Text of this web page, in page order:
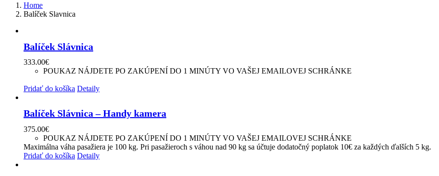
Home
Balíček Slavnica
Balíček Slávnica
333.00€
POUKAZ NÁJDETE PO ZAKÚPENÍ DO 1 MINÚTY VO VAŠEJ EMAILOVEJ SCHRÁNKE
Pridať do košíka Detaily
Balíček Slávnica – Handy kamera
375.00€
POUKAZ NÁJDETE PO ZAKÚPENÍ DO 1 MINÚTY VO VAŠEJ EMAILOVEJ SCHRÁNKE
Maximálna váha pasažiera je 100 kg. Pri pasažieroch s váhou nad 90 kg sa účtuje dodatočný poplatok 10€ za každých ďalších 5 kg.
Pridať do košíka Detaily